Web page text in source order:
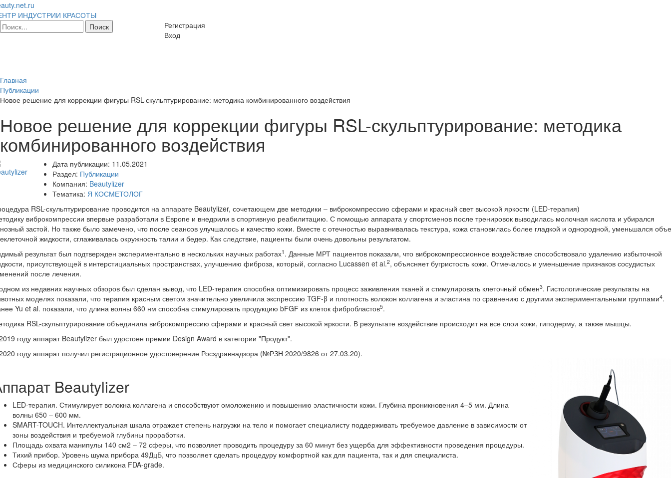
ИНДУСТРИИ КРАСОТЫ
Регистрация
Вход
Главная
Публикации
Новое решение для коррекции фигуры RSL-скульптурирование: методика комбинированного воздействия
Новое решение для коррекции фигуры RSL-скульптурирование: методика
комбинированного воздействия
Дата публикации: 11.05.2021
Раздел: Публикации
Компания: Beautylizer
Тематика: Я КОСМЕТОЛОГ
RSL-скульптурирование проводится на аппарате Beautylizer, сочетающем две методики – виброкомпрессию сферами и красный свет высокой яркости (LED-терапия)
виброкомпрессии впервые разработали в Европе и внедрили в спортивную реабилитацию. С помощью аппарата у спортсменов после тренировок выводилась молочная кислота и убирался
застой. Но также было замечено, что после сеансов улучшалось и качество кожи. Вместе с отечностью выравнивалась текстура, кожа становилась более гладкой и однородной, уменьшался
жидкости, сглаживалась окружность талии и бедер. Как следствие, пациенты были очень довольны результатом.
результат был подтвержден экспериментально в нескольких научных работах1 . Данные МРТ пациентов показали, что виброкомпрессионное воздействие способствовало удалению избыточной
присутствующей в интерстициальных пространствах, улучшению фиброза, который, согласно Lucassen et al.2, объясняет бугристость кожи. Отмечалось и уменьшение признаков сосудистых
после лечения.
из недавних научных обзоров был сделан вывод, что LED-терапия способна оптимизировать процесс заживления тканей и стимулировать клеточный обмен3. Гистологические результаты на
моделях показали, что терапия красным светом значительно увеличила экспрессию TGF-β и плотность волокон коллагена и эластина по сравнению с другими экспериментальными группами4.
Yu et al. показали, что длина волны 660 нм способна стимулировать продукцию bFGF из клеток фибробластов5.
RSL-скульптурирование объединила виброкомпрессию сферами и красный свет высокой яркости. В результате воздействие происходит на все слои кожи, гиподерму, а также мышцы.
году аппарат Beautylizer был удостоен премии Design Award в категории "Продукт".
году аппарат получил регистрационное удостоверение Росздравнадзора (№РЗН 2020/9826 от 27.03.20).
Beautylizer
LED-терапия. Стимулирует волокна коллагена и способствуют омоложению и повышению эластичности кожи. Глубина проникновения 4–5 мм. Длина
волны 650 – 600 мм.
SMART-TOUCH. Интеллектуальная шкала отражает степень нагрузки на тело и помогает специалисту поддерживать требуемое давление в зависимости от
зоны воздействия и требуемой глубины проработки.
Площадь охвата манипулы 140 см2 – 72 сферы, что позволяет проводить процедуру за 60 минут без ущерба для эффективности проведения процедуры.
Тихий прибор. Уровень шума прибора 49ДцБ, что позволяет сделать процедуру комфортной как для пациента, так и для специалиста.
Сферы из медицинского силикона FDA-grade.